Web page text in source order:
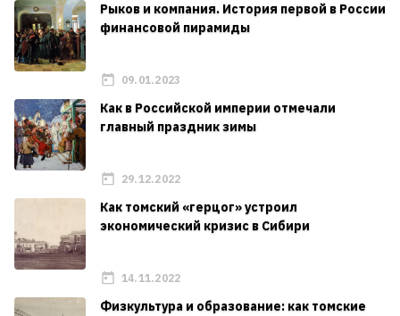
Рыков и компания. История первой в России
финансовой пирамиды
09.01.2023
Как в Российской империи отмечали
главный праздник зимы
29.12.2022
Как томский «герцог» устроил
экономический кризис в Сибири
14.11.2022
Физкультура и образование: как томские